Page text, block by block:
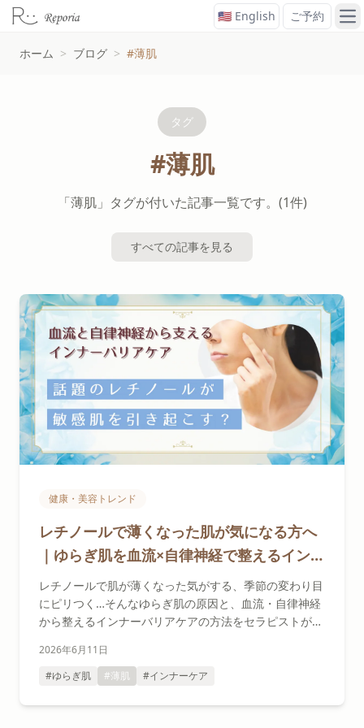
🇺🇸 English ご予約 メ
ホーム > ブログ > #薄肌
タグ
#薄肌
「薄肌」タグが付いた記事一覧です。(1件)
すべての記事を見る
#薄肌タグの記事一覧
健康・美容トレンド
レチノールで薄くなった肌が気になる方へ
｜ゆらぎ肌を血流×自律神経で整えるインナ
ーバリアケア
レチノールで肌が薄くなった気がする、季節の変わり目
にピリつく…そんなゆらぎ肌の原因と、血流・自律神経
から整えるインナーバリアケアの方法をセラピストが解
2026年6月11日
#ゆらぎ肌
#薄肌 #インナーケア